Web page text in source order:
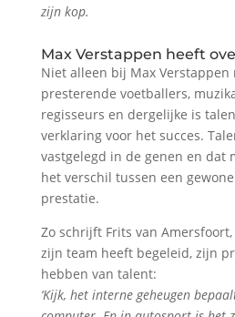
zijn kop.
Max Verstappen heeft
Niet alleen bij Max
presterende voetballers,
regisseurs en dergelijke is
verklaring voor het succes.
vastgelegd in de genen en dat
het verschil tussen een
prestatie.
Zo schrijft Frits van
zijn team heeft begeleid, zijn
hebben van talent:
‘Kijk, het interne geheugen